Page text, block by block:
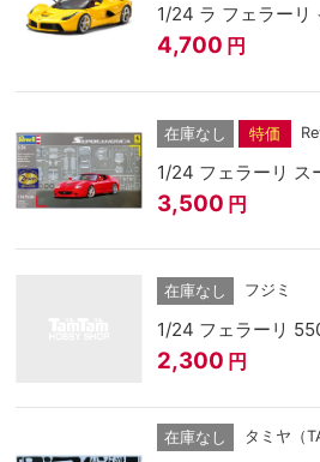
1/24 ラ フェラーリ
4,700 円
在庫なし 特価
1/24 フェラーリ ス
3,500 円
在庫なし フジミ
1/24 フェラーリ
2,300 円
在庫なし タミヤ（